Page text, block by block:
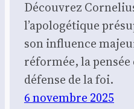
Découvrez
l’apologétique
son influence
réformée, la
défense de la foi.
6 novembre 2025